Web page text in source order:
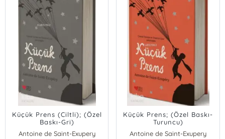
Küçük Prens (Ciltli); (Özel
Baskı-Gri)
Antoine de Saint-Exupery
Küçük Prens; (Özel Baskı-
Turuncu)
Antoine de Saint-Exupery